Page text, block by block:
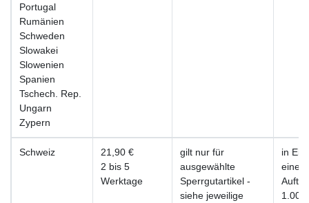
Portugal
Rumänien
Schweden
Slowakei
Slowenien
Spanien
Tschech. Rep.
Ungarn
Zypern
Schweiz
21,90 €
2 bis 5
Werktage
gilt nur für
ausgewählte
Sperrgutartikel -
siehe jeweilige
in
einer
1.000